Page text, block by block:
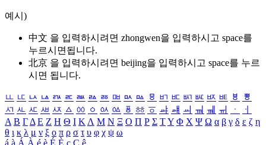
예시)
中文 을 입력하시려면 zhongwen을 입력하시고 space를
누르시면됩니다.
北京 을 입력하시려면 beijing을 입력하시고 space를 누르
시면 됩니다.
ㅥ ㅦ ㅧ ㅨ ㅩ ㅪ ㅫ ㅬ ㅭ ㅮ ㅯ ㅰ ㅱ ㅲ ㅳ ㅴ ㅵ ㅶ ㅷ ㅸ
ㅹ
ㅺ ㅻ ㅼ ㅽ ㅾ ㅿ ㆀ ㆁ ㆂ ㆃ ㆄ ㆅ ㆆ ㆇ ㆈ ㆉ ㆊ ㆋ ㆌ ㆍ
ㆎ
Α Β ΓΔ Ε Ζ Η Θ Ι ΚΛ Μ Ν Ξ Ο Π Ρ Σ ΤΥ Φ Χ Ψ Ω α β γ δ ε ζ η
θ ι κ λ μ ν ξ ο π ρ σ τ υ φ χ ψ ω